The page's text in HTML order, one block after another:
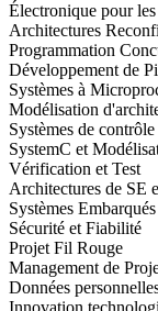
Électronique pour
Architectures
Programmation
Développement de
Systèmes à
Modélisation
Systèmes de
SystemC et
Vérification et Test
Architectures de SE
Systèmes
Sécurité et Fiabilité
Projet Fil Rouge
Management de
Données
Innovation